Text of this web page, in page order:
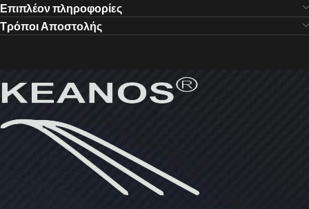
Επιπλέον πληροφορίες
Τρόποι Αποστολής